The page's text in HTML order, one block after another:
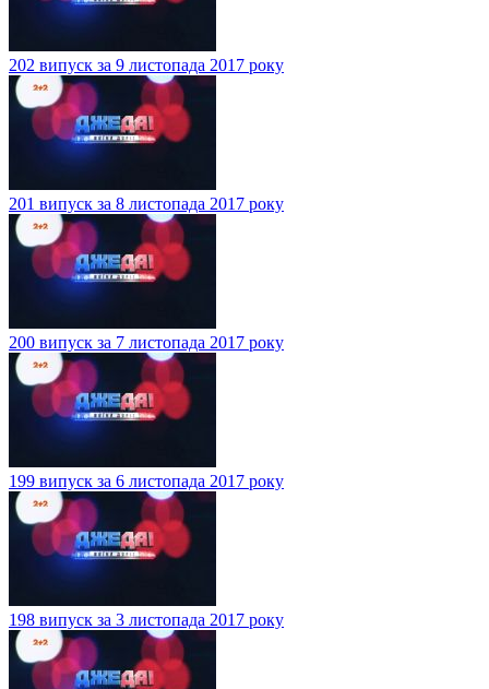
202 випуск за 9 листопада 2017 року
201 випуск за 8 листопада 2017 року
200 випуск за 7 листопада 2017 року
199 випуск за 6 листопада 2017 року
198 випуск за 3 листопада 2017 року